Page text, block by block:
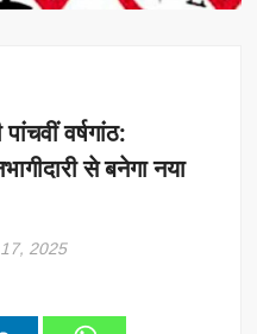
वर्षगांठ:
से बनेगा नया
2025